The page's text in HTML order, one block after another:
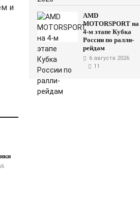
и
AMD
MOTORSPORT на
4-м этапе Кубка
России по ралли-
рейдам
6 августа 2026
11